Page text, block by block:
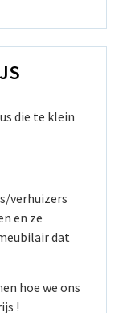
die te klein
verhuizers
en ze
dat
hoe we ons
!